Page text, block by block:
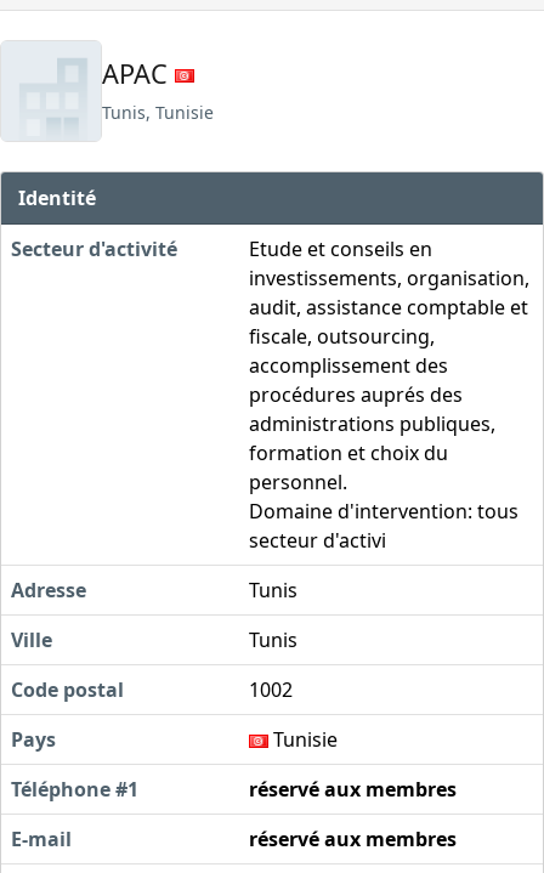
APAC
Tunis, Tunisie
Identité
Secteur d'activité
Etude et conseils en
investissements, organisation,
audit, assistance comptable et
fiscale, outsourcing,
accomplissement des
procédures auprés des
administrations publiques,
formation et choix du
personnel.
Domaine d'intervention: tous
secteur d'activi
Adresse
Tunis
Ville
Tunis
Code postal
1002
Pays
Tunisie
Téléphone #1
réservé aux membres
E-mail
réservé aux membres